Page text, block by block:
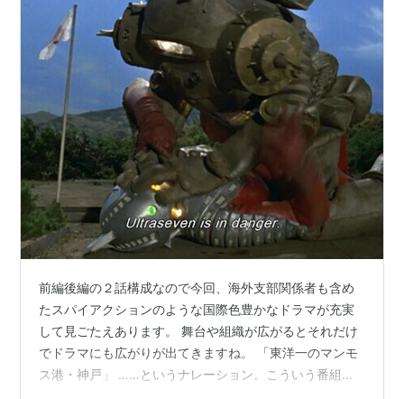
前編後編の２話構成なので今回、海外支部関係者も含め
たスパイアクションのような国際色豊かなドラマが充実
して見ごたえあります。 舞台や組織が広がるとそれだけ
でドラマにも広がりが出てきますね。 「東洋一のマンモ
ス港・神戸」 ……というナレーション。こういう番組を